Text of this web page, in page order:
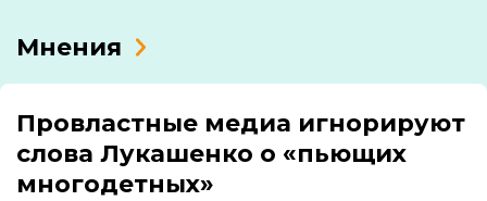
Мнения
Провластные медиа игнорируют
слова Лукашенко о «пьющих
многодетных»